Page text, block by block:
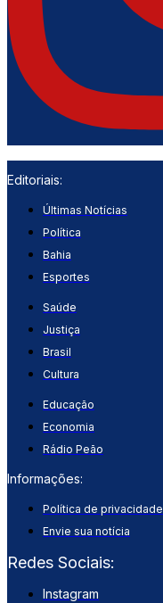
Editoriais:
Últimas Notícias
Política
Bahia
Esportes
Saúde
Justiça
Brasil
Cultura
Educação
Economia
Rádio Peão
Informações:
Política de privacidade
Envie sua notícia
Redes Sociais:
Instagram